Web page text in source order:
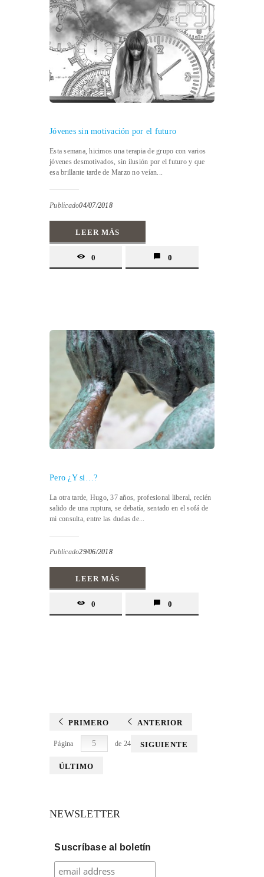
Jóvenes sin motivación por el futuro
Esta semana, hicimos una terapia de grupo con varios
jóvenes desmotivados, sin ilusión por el futuro y que
esa brillante tarde de Marzo no veían...
Publicado04/07/2018
LEER MÁS
0 0
Pero ¿Y si…?
La otra tarde, Hugo, 37 años, profesional liberal, recién
salido de una ruptura, se debatía, sentado en el sofá de
mi consulta, entre las dudas de...
Publicado29/06/2018
LEER MÁS
0 0
PRIMERO ANTERIOR
Página de 24 SIGUIENTE
ÚLTIMO
NEWSLETTER
Suscríbase al boletín